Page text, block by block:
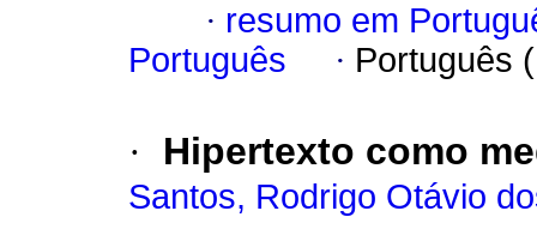
· resumo em
Português
· Português
· Hipertexto como
Santos, Rodrigo Otávio